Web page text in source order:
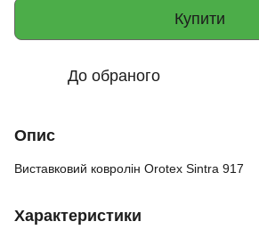
Купити
До обраного
Опис
Виставковий ковролін Orotex Sintra 917
Характеристики